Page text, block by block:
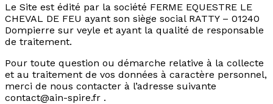
Le Site est édité par la société FERME EQUESTRE LE
CHEVAL DE FEU ayant son siège social RATTY – 01240
Dompierre sur veyle et ayant la qualité de responsable
de traitement.
Pour toute question ou démarche relative à la collecte
et au traitement de vos données à caractère personnel,
merci de nous contacter à l’adresse suivante
contact@ain-spire.fr .